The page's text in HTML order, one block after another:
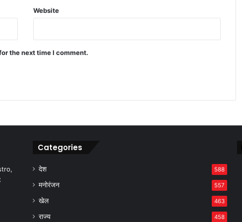
Website
the next time I comment.
Categories
देश 588
मनोरंजन 557
खेल 463
राज्य 458